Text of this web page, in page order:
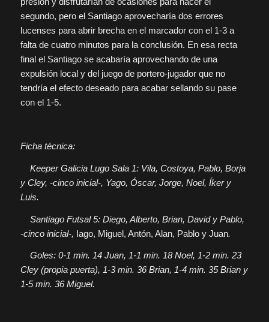
segundo, pero el Santiago aprovecharía dos errores
lucenses para abrir brecha en el marcador con el 1-3 a
falta de cuatro minutos para la conclusión. En esa recta
final el Santiago se acabaría aprovechando de una
expulsión local y del juego de portero-jugador que no
tendría el efecto deseado para acabar sellando su pase
con el 1-5.
Ficha técnica:
Keeper Galicia Lugo Sala 1: Vila, Costoya, Pablo, Borja
y Cley, -cinco inicial-, Yago, Óscar, Jorge, Noel, Íker y
Luis.
Santiago Futsal 5: Diego, Alberto, Brian, David y Pablo,
-cinco inicial-, Iago, Miguel, Antón, Alan, Pablo y Juan.
Goles: 0-1 min. 14 Juan, 1-1 min. 18 Noel, 1-2 min. 23
Cley (propia puerta), 1-3 min. 36 Brian, 1-4 min. 35 Brian y
1-5 min. 36 Miguel.